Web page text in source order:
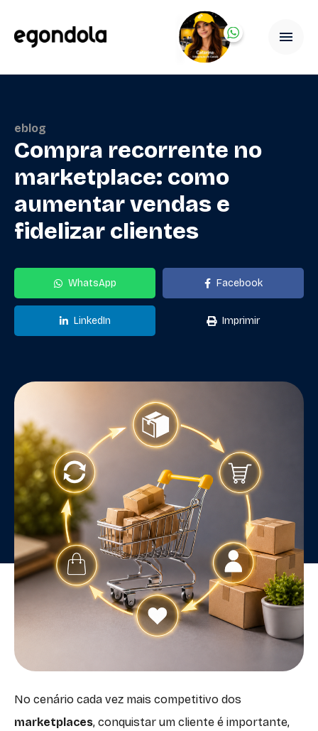
eblog
Compra recorrente no
marketplace: como
aumentar vendas e
fidelizar clientes
WhatsApp Facebook
LinkedIn Imprimir
No cenário cada vez mais competitivo dos
marketplaces, conquistar um cliente é importante,